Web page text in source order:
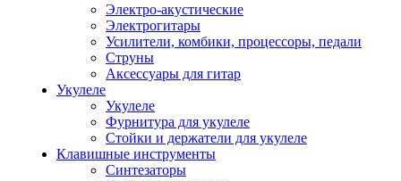
Электро-акустические
Электрогитары
Усилители, комбики, процессоры, педали
Струны
Аксессуары для гитар
Укулеле
Укулеле
Фурнитура для укулеле
Стойки и держатели для укулеле
Клавишные инструменты
Синтезаторы